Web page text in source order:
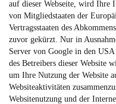
auf dieser Webseite, wird Ihre
von Mitgliedstaaten der
Vertragsstaaten des
zuvor gekürzt. Nur in
Server von Google in den
des Betreibers dieser Website
um Ihre Nutzung der Website
Websiteaktivitäten
Websitenutzung und der